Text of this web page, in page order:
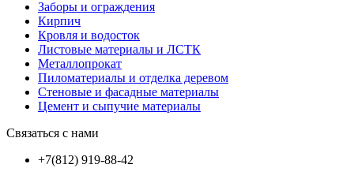
Заборы и ограждения
Кирпич
Кровля и водосток
Листовые материалы и ЛСТК
Металлопрокат
Пиломатериалы и отделка деревом
Стеновые и фасадные материалы
Цемент и сыпучие материалы
Связаться с нами
+7(812) 919-88-42